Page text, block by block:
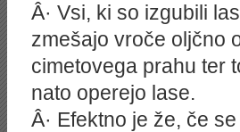
Â· Vsi, ki so izgubili
zmešajo vroče
cimetovega prahu ter
nato operejo lase.
Â· Efektno je že, če